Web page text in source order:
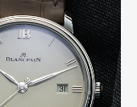
Cars